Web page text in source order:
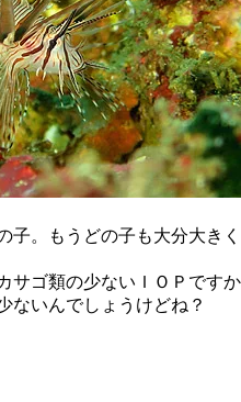
子。もうどの子も大分大きく
サゴ類の少ないＩＯＰですか
ないんでしょうけどね？